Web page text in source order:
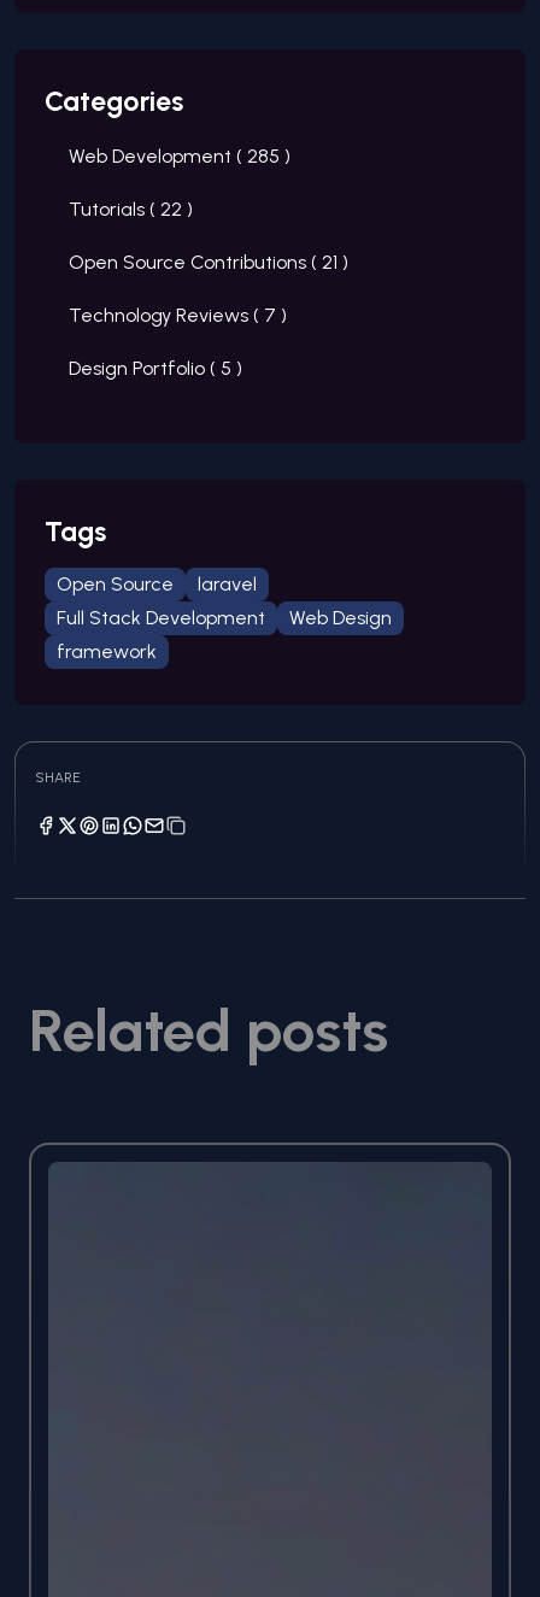
Categories
Web Development ( 285 )
Tutorials ( 22 )
Open Source Contributions ( 21 )
Technology Reviews ( 7 )
Design Portfolio ( 5 )
Tags
Open Source
laravel
Full Stack Development
Web Design
framework
SHARE
Related posts